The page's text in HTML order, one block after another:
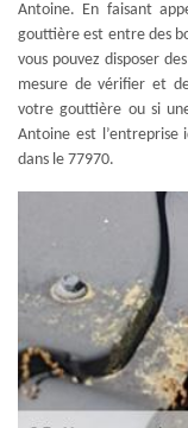
Antoine. En faisant
gouttière est entre des
vous pouvez disposer
mesure de vérifier et
votre gouttière ou si
Antoine est l’entreprise
dans le 77970.